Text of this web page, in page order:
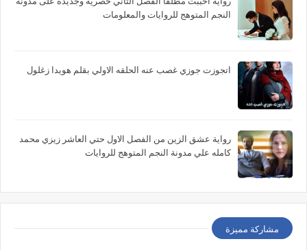
النجم المتوهج للروايات والمعلومات
اتجوزت جوزي غصب عنه الحلقه الاولي بقلم هويدا زغلول
رواية عشق الزين من الفصل الاول حتي العاشر زيزي محمد
كامله علي مدونة النجم المتوهج للروايات
مشاركة مميزة